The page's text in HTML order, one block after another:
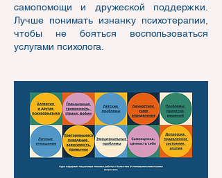
самопомощи и дружеской поддержки.
Лучше понимать изнанку психотерапии,
чтобы не бояться воспользоваться
услугами психолога.